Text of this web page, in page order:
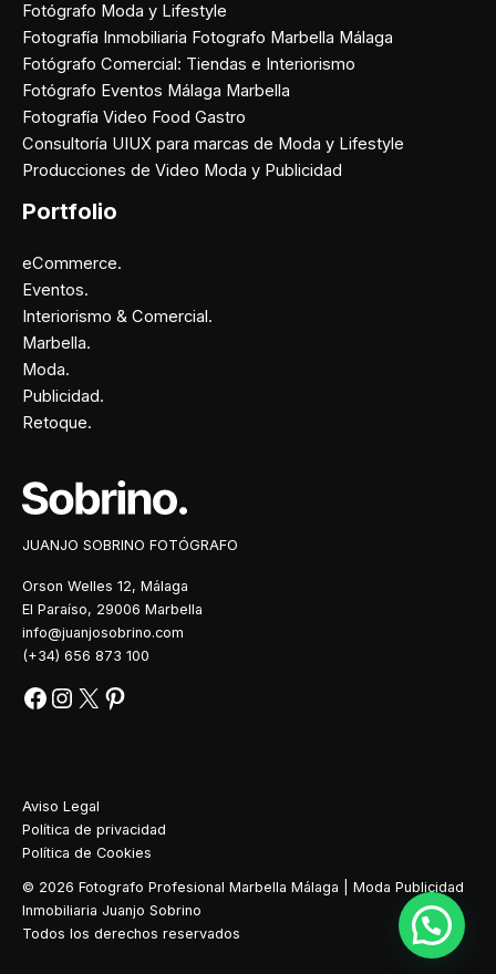
Fotógrafo Moda y Lifestyle
Fotografía Inmobiliaria Fotografo Marbella Málaga
Fotógrafo Comercial: Tiendas e Interiorismo
Fotógrafo Eventos Málaga Marbella
Fotografía Video Food Gastro
Consultoría UIUX para marcas de Moda y Lifestyle
Producciones de Video Moda y Publicidad
Portfolio
eCommerce.
Eventos.
Interiorismo & Comercial.
Marbella.
Moda.
Publicidad.
Retoque.
JUANJO SOBRINO FOTÓGRAFO
Orson Welles 12, Málaga
El Paraíso, 29006 Marbella
info@juanjosobrino.com
(+34) 656 873 100
Aviso Legal
Política de privacidad
Política de Cookies
© 2026 Fotografo Profesional Marbella Málaga | Moda Publicidad
Inmobiliaria Juanjo Sobrino
Todos los derechos reservados